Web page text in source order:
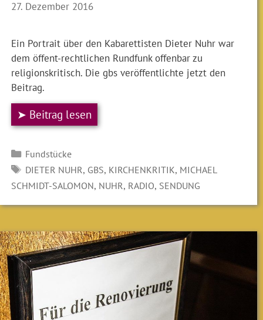
27. Dezember 2016
Ein Portrait über den Kabarettisten Dieter Nuhr war
dem öffent-rechtlichen Rundfunk offenbar zu
religionskritisch. Die gbs veröffentlichte jetzt den
Beitrag.
➤ Beitrag lesen
Kategorien
Fundstücke
SCHLAGWÖRTER
DIETER NUHR, GBS, KIRCHENKRITIK, MICHAEL
SCHMIDT-SALOMON, NUHR, RADIO, SENDUNG